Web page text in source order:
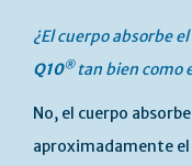
¿El cuerpo absorbe
Q10® tan bien como
No, el cuerpo
aproximadamente el